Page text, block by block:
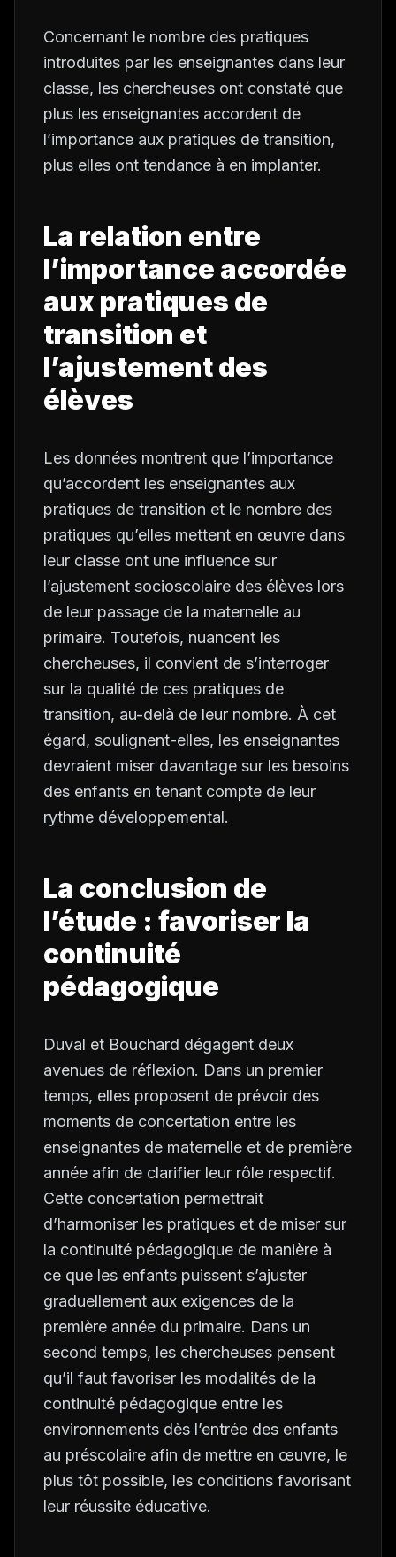
Concernant le nombre des pratiques
introduites par les enseignantes dans leur
classe, les chercheuses ont constaté que
plus les enseignantes accordent de
l’importance aux pratiques de transition,
plus elles ont tendance à en implanter.
La relation entre
l’importance accordée
aux pratiques de
transition et
l’ajustementdes
élèves
Les données montrent que l’importance
qu’accordent les enseignantes aux
pratiques de transition et le nombre des
pratiques qu’elles mettent en œuvre dans
leur classe ont une influence sur
l’ajustement socioscolaire des élèves lors
de leur passage de la maternelle au
primaire. Toutefois, nuancent les
chercheuses, il convient de s’interroger
sur la qualité de ces pratiques de
transition, au-delà de leur nombre. À cet
égard, soulignent-elles, les enseignantes
devraient miser davantage sur les besoins
des enfants en tenant compte de leur
rythme développemental.
La conclusion de
l’étude : favoriser la
continuité
pédagogique
Duval et Bouchard dégagent deux
avenues de réflexion. Dans un premier
temps, elles proposent de prévoir des
moments de concertation entre les
enseignantes de maternelle et de première
année afin de clarifier leur rôle respectif.
Cette concertation permettrait
d’harmoniser les pratiques et de miser sur
la continuité pédagogique de manière à
ce que les enfants puissent s’ajuster
graduellement aux exigences de la
première année du primaire. Dans un
second temps, les chercheuses pensent
qu’il faut favoriser les modalités de la
continuité pédagogique entre les
environnements dès l’entrée des enfants
au préscolaire afin de mettre en œuvre, le
plus tôt possible, les conditions favorisant
leur réussite éducative.